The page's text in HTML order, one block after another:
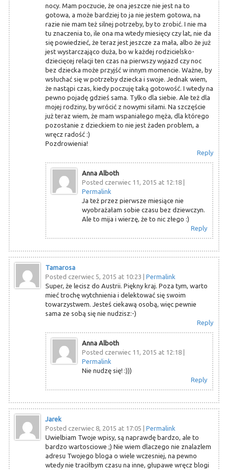
nocy. Mam poczucie, że ona jeszcze nie jest na to
gotowa, a może bardziej to ja nie jestem gotowa, na
razie nie mam też silnej potrzeby, by to zrobić. I nie ma
tu znaczenia to, ile ona ma wtedy miesięcy czy lat, nie da
się powiedzieć, że teraz jest jeszcze za mała, albo że już
jest wystarczająco duża, bo w każdej rodzicielsko-
dziecięcej relacji ten czas na pierwszy wyjazd czy noc
bez dziecka może przyjść w innym momencie. Ważne, by
wsłuchać się w potrzeby dziecka i swoje. Jednak wiem,
że nastąpi czas, kiedy poczuję taką gotowość. I wtedy na
pewno pojadę gdzieś sama. Tylko dla siebie. Ale też dla
mojej rodziny, by wrócić z nowymi siłami. Na szczęście
już teraz wiem, że mam wspaniałego męża, dla którego
pozostanie z dzieckiem to nie jest żaden problem, a
wręcz radość :)
Pozdrowienia!
Reply
Anna Alboth
Posted czerwiec 11, 2015 at 12:18|
Permalink
Ja też przez pierwsze miesiące nie
wyobrażałam sobie czasu bez dziewczyn.
Ale to mija i wierzę, że to nic złego :)
Reply
Tamarosa
Posted czerwiec 5, 2015 at 10:23
Permalink
Super, że lecisz do Austrii. Piękny kraj. Poza tym, warto
mieć trochę wytchnienia i delektować się swoim
towarzystwem. Jesteś ciekawą osobą, więc pewnie
sama ze sobą się nie nudzisz:-)
Reply
Anna Alboth
Posted czerwiec 11, 2015 at 12:18|
Permalink
Nie nudzę się! :)))
Reply
Jarek
Posted czerwiec 8, 2015 at 17:05
Permalink
Uwielbiam Twoje wpisy, są naprawdę bardzo, ale to
bardzo wartosciowe ;) Nie wiem dlaczego nie znalazlem
adresu Twojego bloga o wiele wczesniej, na pewno
wtedy nie traciłbym czasu na inne, głupawe wręcz blogi